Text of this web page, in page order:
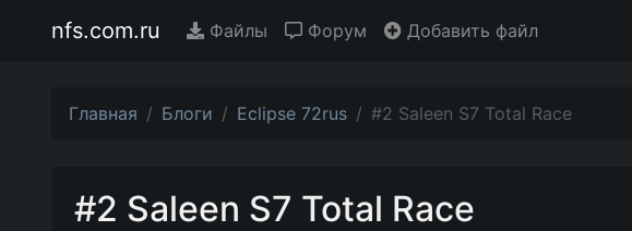
nfs.com.ru Файлы Форум Добавить файл
Главная Блоги Eclipse 72rus #2 Saleen S7 Total Race
#2 Saleen S7 Total Race